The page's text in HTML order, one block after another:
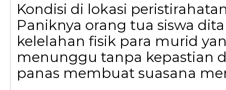
Kondisi di lokasi
Paniknya orang tua siswa
kelelahan fisik para murid
menunggu tanpa kepastian
panas membuat suasana